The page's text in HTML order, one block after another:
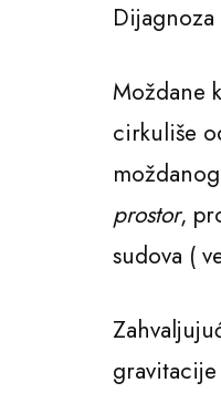
Moždane
cirkuliše
prostor,
sudova (